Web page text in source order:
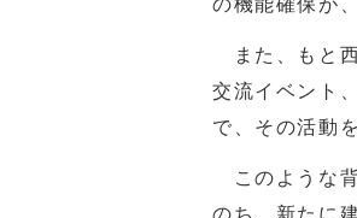
の機能確保が
また、もと
交流イベント
で、その活動
このような
のち、新たに